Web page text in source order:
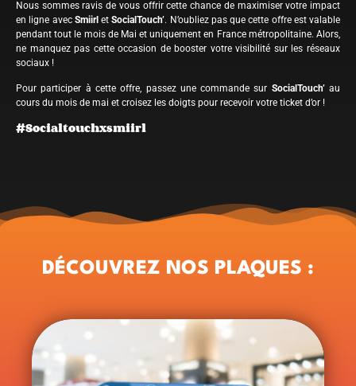
Nous sommes ravis de vous offrir cette chance de maximiser votre impact
en ligne avec SmiirletSocialTouch’. N’oubliez pas que cette offre est valable
pendant tout le mois de Mai et uniquement en France métropolitaine. Alors,
ne manquez pas cette occasion de booster votre visibilité sur les réseaux
sociaux !
Pour participer à cette offre, passez une commande sur SocialTouch’au
cours du mois de mai et croisez les doigts pour recevoir votre ticket d’or !
#Socialtouchxsmiirl
DÉCOUVREZ NOS PLAQUES :